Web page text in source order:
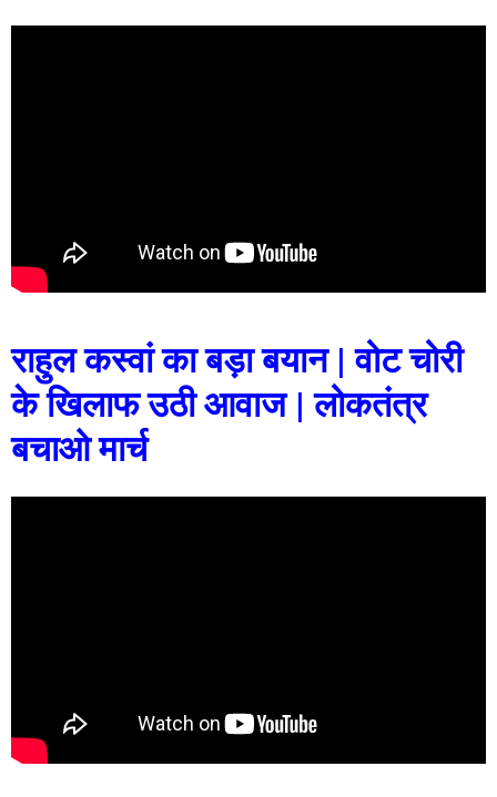
राहुल कस्वां का बड़ा बयान | वोट चोरी
के खिलाफ उठी आवाज | लोकतंत्र
बचाओ मार्च